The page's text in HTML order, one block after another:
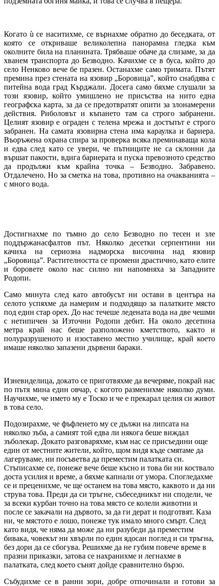
Когато ù се наситихме, се върнахме обратно до беседката, от
която се откриваше великолепна панорамна гледка към
околните била на планината. Трябваше обаче да слизаме, за да
хванем транспорта до Безводно. Качихме се в буса, който до
село Ненково вече бе празен. Останахме само тримата. Пътят
премина през стената на язовир „Боровица”, който снабдява с
питейна вода град Кърджали. Досега само бяхме слушали за
този язовир, който умишлено не присъства на нито една
географска карта, за да се предотвратят опити за злонамерени
действия. Риболовът и къпането там са строго забранени.
Целият язовир е ограден с телена мрежа и достъпът е строго
забранен. На самата язовирна стена има караулка и бариера.
Въоръжена охрана спира за проверка всяка преминаваща кола
и едва след като се увери, че пътниците не са склонни да
вършат пакости, вдига бариерата и пуска превозното средство
да продължи към крайна точка – Безводно. Забравено.
Отдалечено. Но за сметка на това, противно на очакванията –
с много вода.
Достигнахме по тъмно до село Безводно по тесен и зле
поддържанасфалтов път. Няколко десетки серпентини ни
качиха на сериозна надморска височина над язовир
„Боровица”. Растителността се промени драстично, като елите
и боровете около нас силно ни напомняха за Западните
Родопи.
Само минута след като автобусът ни остави в центъра на
селото успяхме да намерим и подходящо за палатките място
под един стар орех. До нас течеше ледената вода на две чешми
с нетипичен за Източни Родопи дебит. На около десетина
метра край нас беше разположено кметството, както и
полуразрушеното и изоставено местно училище, край което
имаше няколко запазени дървени бараки.
Изневиделица, докато се приготвяхме да вечеряме, покрай нас
по пътя мина един овчар, с когото разменихме няколко думи.
Научихме, че името му е Тоско и че е прекарал целия си живот
в това село.
Подозирахме, че фъфленето му се дължи на липсата на
няколко зъба, а самият той едва ли някога беше виждал
зъболекар. Докато разговаряхме, към нас се присъедини още
един от местните жители, който, щом видя къде смятаме да
лагеруваме, ни посъветва да преместим палатката си.
Стъписахме се, понеже вече беше късно и това би ни коствало
доста усилия и време, а бяхме капнали от умора. Спогледахме
се и преценихме, че ще останем на това място, каквото и да ни
струва това. Преди да си тръгне, събеседникът ни сподели, че
за всеки курбан точно на това място се колели животни и
после се закачали на дървото, за да ги дерат и подготвят. Каза
ни, че мястото е лошо, понеже тук имало много смърт. След
като видя, че няма да може да ни разубеди да преместим
бивака, човекът ни хвърли по един ядосан поглед и си тръгна,
без дори да се сбогува. Решихме да не губим повече време в
празни приказки, затова се нахранихме и легнахме в
палатката, след което сънят дойде сравнително бързо.
Събудихме се в ранни зори, добре отпочинали и готови за